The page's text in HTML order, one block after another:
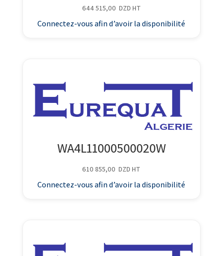
644 515,00 DZD HT
Connectez-vous afin d’avoir la disponibilité
WA4L11000500020W
610 855,00 DZD HT
Connectez-vous afin d’avoir la disponibilité